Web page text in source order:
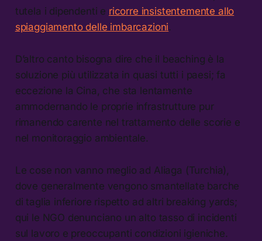
tutela i dipendenti e ricorre insistentemente allo
spiaggiamento delle imbarcazioni.
D’altro canto bisogna dire che il beaching è la
soluzione più utilizzata in quasi tutti i paesi; fa
eccezione la Cina, che sta lentamente
ammodernando le proprie infrastrutture pur
rimanendo carente nel trattamento delle scorie e
nel monitoraggio ambientale.
Le cose non vanno meglio ad Aliaga (Turchia),
dove generalmente vengono smantellate barche
di taglia inferiore rispetto ad altri breaking yards;
qui le NGO denunciano un alto tasso di incidenti
sul lavoro e preoccupanti condizioni igieniche.